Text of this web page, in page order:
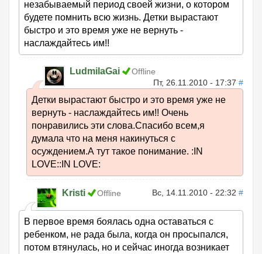
незабываемый период своей жизни, о котором
будете помнить всю жизнь. Детки вырастают
быстро и это время уже не вернуть -
наслаждайтесь им!!
LudmilaGai
Offline
Пт, 26.11.2010 - 17:37 #
Детки вырастают быстро и это время уже не
вернуть - наслаждайтесь им!! Очень
понравились эти слова.Спасибо всем,я
думала что на меня накинуться с
осуждением.А тут такое понимание. :IN
LOVE::IN LOVE:
Kristi Offline Вс, 14.11.2010 - 22:32 #
В первое время боялась одна оставаться с
ребенком, не рада была, когда он просыпался,
потом втянулась, но и сейчас иногда возникает